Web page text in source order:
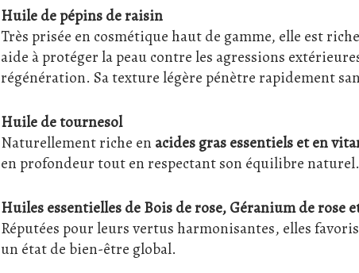
Huile de pépins de raisin
Très prisée en cosmétique haut de gamme, elle est
aide à protéger la peau contre les agressions
régénération. Sa texture légère pénètre rapidement
Huile de tournesol
Naturellement riche en acides gras essentiels et en
en profondeur tout en respectant son équilibre naturel.
Huiles essentielles de Bois de rose, Géranium de rose
Réputées pour leurs vertus harmonisantes, elles
un état de bien-être global.